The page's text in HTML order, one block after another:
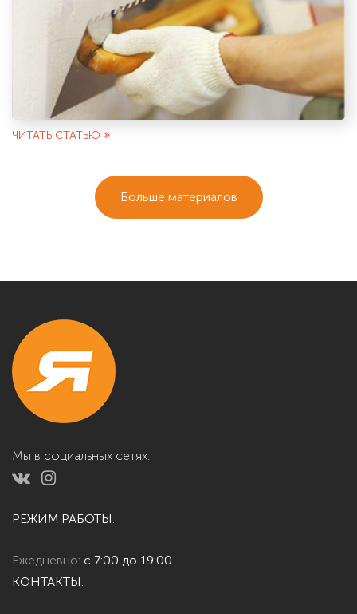
ЧИТАТЬ СТАТЬЮ
Больше материалов
Мы в социальных сетях:
РЕЖИМ РАБОТЫ:
Ежедневно: с 7:00 до 19:00
КОНТАКТЫ: